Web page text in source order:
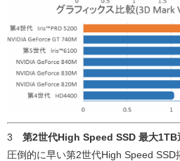
3
第2世代High Speed SSD 最大1TB
圧倒的に早い第2世代High Speed